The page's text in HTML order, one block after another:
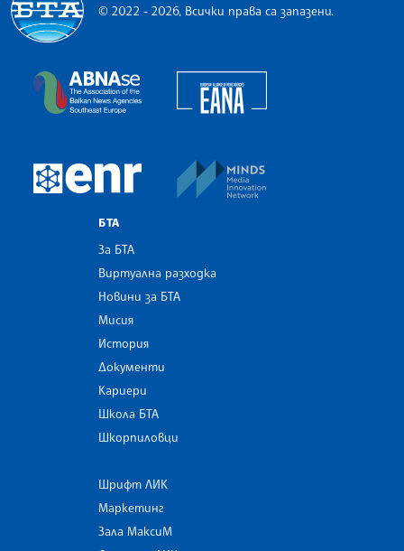
© 2022 - 2026, Всички права са запазени.
The Assocoation of the Balkan News Agencies
European Newsroom
БТА
За БТА
Виртуална разходка
Новини за БТА
Мисия
История
Документи
Кариери
Школа БТА
Шкорпиловци
Шрифт ЛИК
Маркетинг
Зала МаксиМ